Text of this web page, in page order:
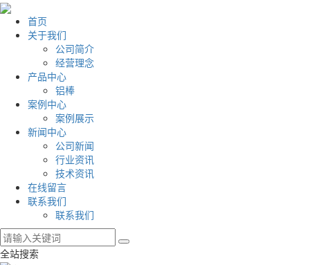
首页
关于我们
公司简介
经营理念
产品中心
铝棒
案例中心
案例展示
新闻中心
公司新闻
行业资讯
技术资讯
在线留言
联系我们
联系我们
全站搜索